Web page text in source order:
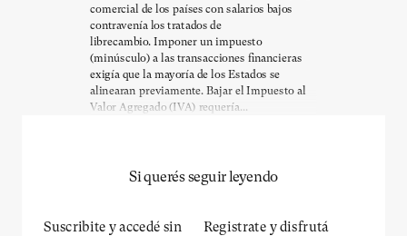
comercial de los países con salarios bajos
contravenía los tratados de
librecambio. Imponer un impuesto
(minúsculo) a las transacciones financieras
exigía que la mayoría de los Estados se
alinearan previamente. Bajar el Impuesto al
Valor Agregado (IVA) requería...
Si querés seguir leyendo
Suscribite y accedé sin
Registrate y disfrutá